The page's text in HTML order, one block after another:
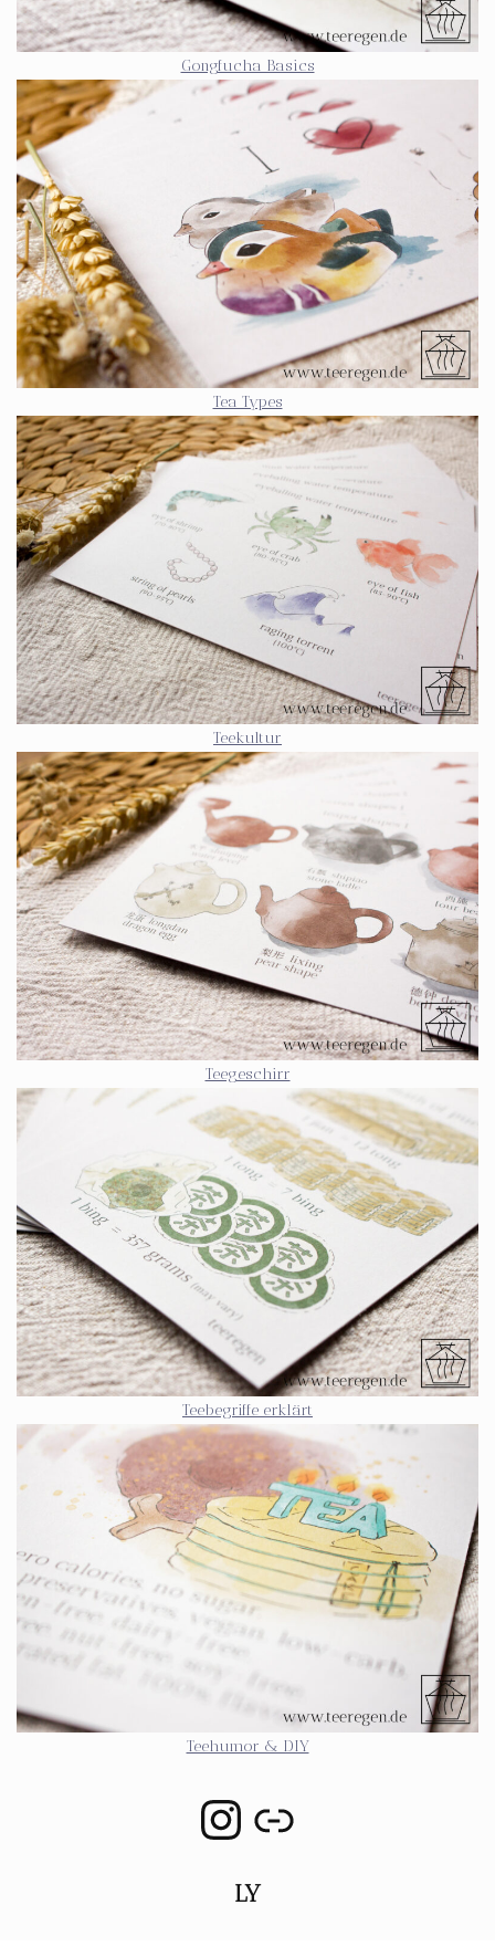
Gongfucha Basics
Tea Types
Teekultur
Teegeschirr
Teebegriffe erklärt
Teehumor & DIY
LY